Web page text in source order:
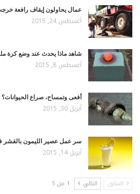
عمال يحاولون إيقاف رافعة
أغسطس 24, 2015
شاهد ماذا يحدث عند وضع كرة
أغسطس 8, 2015
أفعى وتمساح، صراع الحيوانات؟
أبريل 30, 2015
سر عمل عصير الليمون بالقشر
أبريل 14, 2015
السابق التالي 1 من 5